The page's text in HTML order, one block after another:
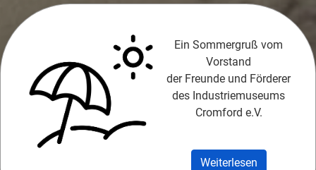
×
Ein Sommergruß vom
Vorstand
der Freunde und Förderer
des Industriemuseums
Cromford e.V.
Weiterlesen